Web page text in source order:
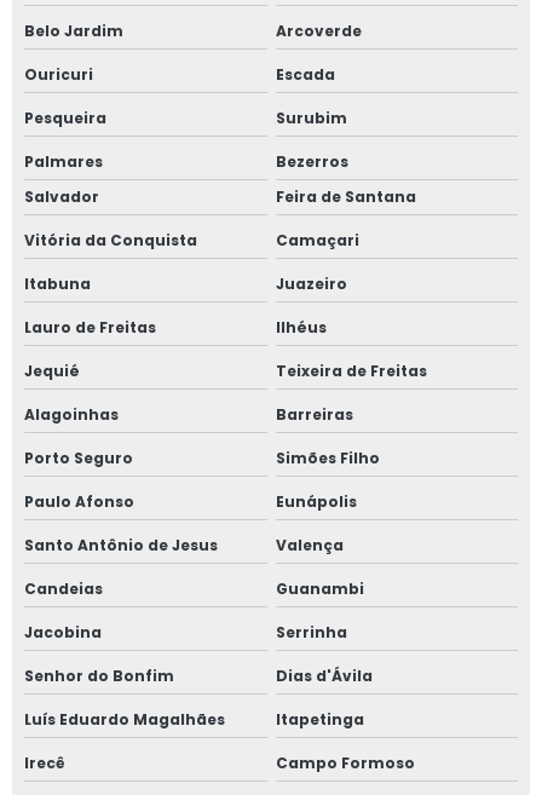
Belo Jardim Arcoverde
Ouricuri Escada
Pesqueira Surubim
Palmares
Bezerros
Salvador
Feira de Santana
Vitória da Conquista Camaçari
Itabuna Juazeiro
Lauro de Freitas Ilhéus
Jequié Teixeira de Freitas
Alagoinhas Barreiras
Porto Seguro Simões Filho
Paulo Afonso Eunápolis
Santo Antônio de Jesus Valença
Candeias Guanambi
Jacobina Serrinha
Senhor do Bonfim Dias d'Ávila
Luís Eduardo Magalhães Itapetinga
Irecê Campo Formoso